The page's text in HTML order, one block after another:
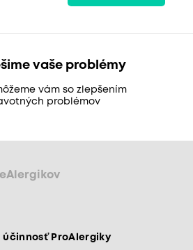
vaše problémy
vám so zlepšením
problémov
účinnosť ProAlergiky